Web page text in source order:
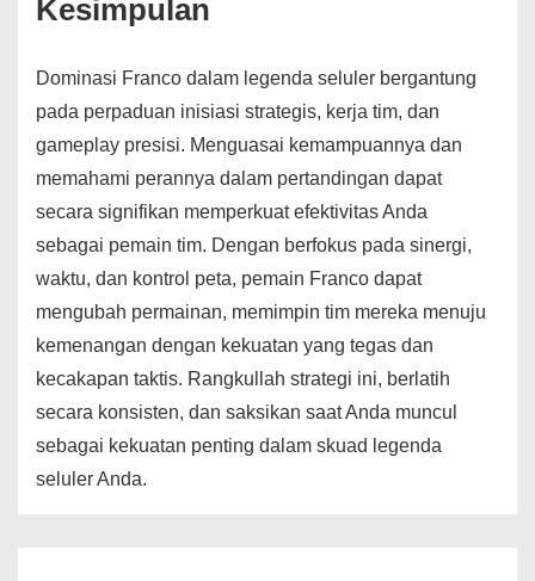
Kesimpulan
Dominasi Franco dalam legenda seluler bergantung
pada perpaduan inisiasi strategis, kerja tim, dan
gameplay presisi. Menguasai kemampuannya dan
memahami perannya dalam pertandingan dapat
secara signifikan memperkuat efektivitas Anda
sebagai pemain tim. Dengan berfokus pada sinergi,
waktu, dan kontrol peta, pemain Franco dapat
mengubah permainan, memimpin tim mereka menuju
kemenangan dengan kekuatan yang tegas dan
kecakapan taktis. Rangkullah strategi ini, berlatih
secara konsisten, dan saksikan saat Anda muncul
sebagai kekuatan penting dalam skuad legenda
seluler Anda.